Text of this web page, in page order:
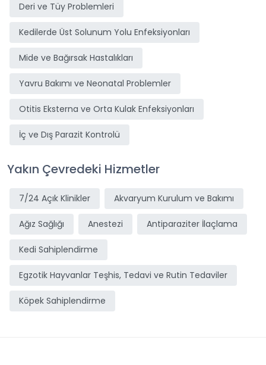
Deri ve Tüy Problemleri
Kedilerde Üst Solunum Yolu Enfeksiyonları
Mide ve Bağırsak Hastalıkları
Yavru Bakımı ve Neonatal Problemler
Otitis Eksterna ve Orta Kulak Enfeksiyonları
İç ve Dış Parazit Kontrolü
Yakın Çevredeki Hizmetler
7/24 Açık Klinikler Akvaryum Kurulum ve Bakımı
Ağız Sağlığı Anestezi Antiparaziter İlaçlama
Kedi Sahiplendirme
Egzotik Hayvanlar Teşhis, Tedavi ve Rutin Tedaviler
Köpek Sahiplendirme